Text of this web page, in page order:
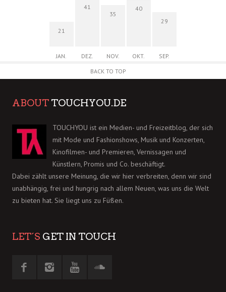
21
JAN.
41
DEZ.
35
NOV.
40
OKT.
29
SEP.
BACK TO TOP
ABOUT TOUCHYOU.DE
TOUCHYOU ist ein Medien- und Freizeitblog, der sich
mit Mode und Fashionshows, Musik und Konzerten,
Kinofilmen- und Premieren, Vernissagen und
Künstlern, Promis und Co. beschäftigt.
Dabei zählt unsere Meinung, die wir hier verbreiten, denn wir sind
unabhängig, frei und hungrig nach allem Neuen, was uns die Welt
zu bieten hat. Sie liegt uns zu Füßen.
LET´S GET IN TOUCH